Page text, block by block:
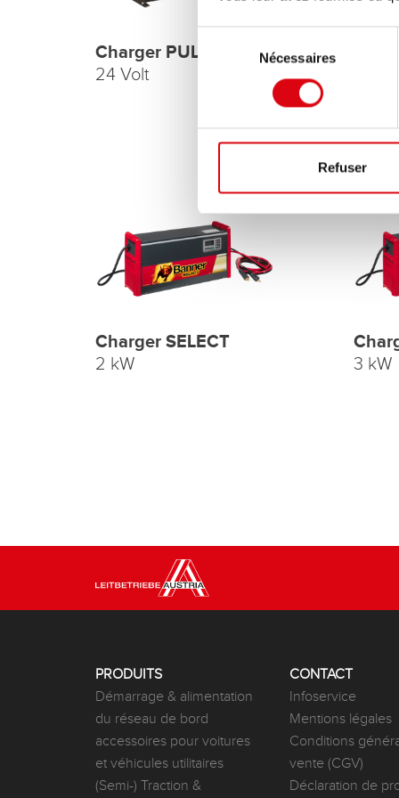
du
consentement
Nécessaires
Refuser
Charger PULS
24 Volt
Charger SELECT
2 kW
3 kW
PRODUITS
Démarrage & alimentation
du réseau de bord
accessoires pour voitures
et véhicules utilitaires
(Semi-) Traction &
CONTACT
Infoservice
Mentions légales
Conditions
vente (CGV)
Déclaration de